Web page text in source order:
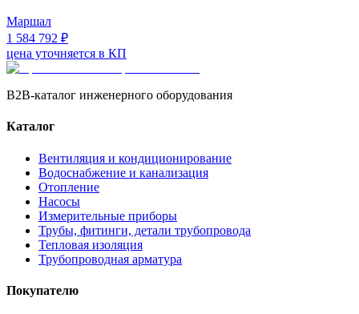
Маршал
1 584 792 ₽
цена уточняется в КП
B2B-каталог инженерного оборудования
Каталог
Вентиляция и кондиционирование
Водоснабжение и канализация
Отопление
Насосы
Измерительные приборы
Трубы, фитинги, детали трубопровода
Тепловая изоляция
Трубопроводная арматура
Покупателю